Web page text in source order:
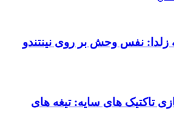
زلدا: نفس وحش بر روی نینتندو
تاکتیک های سایه: تیغه های